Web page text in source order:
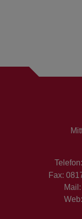
Fax:
Mail: